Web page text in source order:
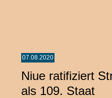
07.08.2020
Niue ratifiziert
als 109. Staat